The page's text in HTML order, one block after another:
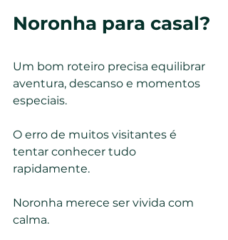
Noronha para casal?
Um bom roteiro precisa equilibrar
aventura, descanso e momentos
especiais.
O erro de muitos visitantes é
tentar conhecer tudo
rapidamente.
Noronha merece ser vivida com
calma.